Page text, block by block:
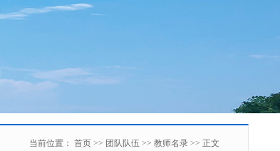
当前位置： 首页 >> 团队队伍 >> 教师名录 >> 正文